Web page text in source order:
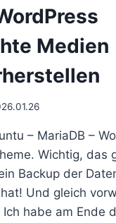
Medien
– MariaDB –
Wichtig, das
Backup der
Und gleich
habe am Ende